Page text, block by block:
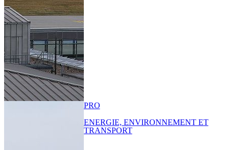
PRO
ENERGIE, ENVIRONNEMENT ET
TRANSPORT